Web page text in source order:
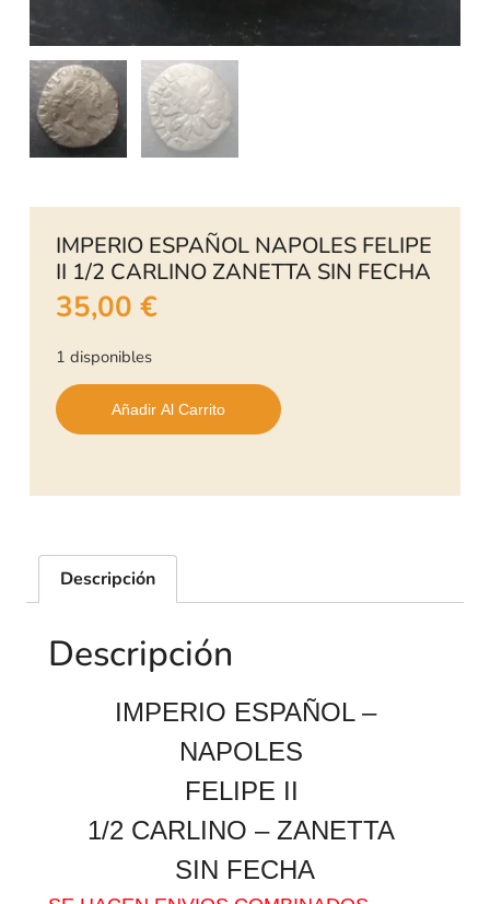
IMPERIO ESPAÑOL NAPOLES FELIPE
II 1/2 CARLINO ZANETTA SIN FECHA
35,00 €
1 disponibles
Añadir Al Carrito
Descripción
Descripción
IMPERIO ESPAÑOL –
NAPOLES
FELIPE II
1/2 CARLINO – ZANETTA
SIN FECHA